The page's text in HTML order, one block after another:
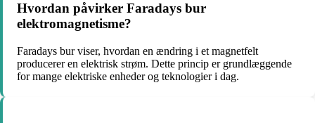
Hvordan påvirker Faradays bur
elektromagnetisme?
Faradays bur viser, hvordan en ændring i et magnetfelt
producerer en elektrisk strøm. Dette princip er grundlæggende
for mange elektriske enheder og teknologier i dag.